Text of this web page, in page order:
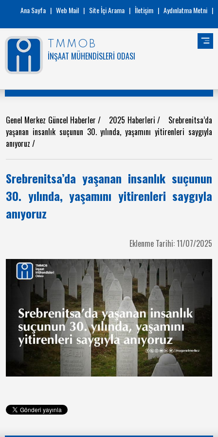
Ana Sayfa | Web Mail | Site İçi Arama | İletişim | Aydınlatma Metni |
TMMOB
İNŞAAT MÜHENDİSLERİ ODASI
Genel Merkez Güncel Haberler/ 2025 Haberleri / Srebrenitsa’da
yaşanan insanlık suçunun 30. yılında, yaşamını yitirenleri saygıyla
anıyoruz /
Srebrenitsa’da yaşanan insanlık suçunun
30. yılında, yaşamını yitirenleri saygıyla
anıyoruz
Eklenme Tarihi: 11/07/2025